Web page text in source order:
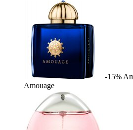
-15%
Amouage